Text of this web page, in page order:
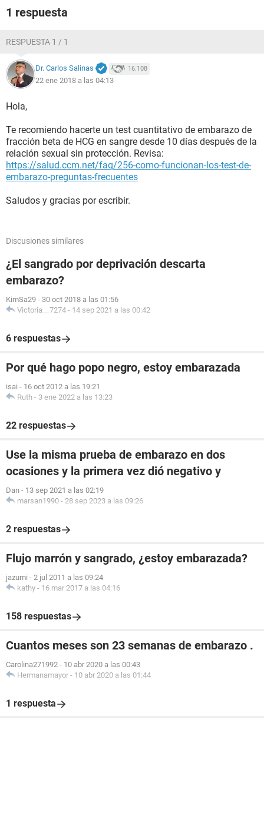
1 respuesta
RESPUESTA 1 / 1
Dr. Carlos Salinas 16.108
22 ene 2018 a las 04:13
Hola,
Te recomiendo hacerte un test cuantitativo de embarazo de
fracción beta de HCG en sangre desde 10 días después de la
relación sexual sin protección. Revisa:
https://salud.ccm.net/faq/256-como-funcionan-los-test-de-
embarazo-preguntas-frecuentes
Saludos y gracias por escribir.
Discusiones similares
¿El sangrado por deprivación descarta
embarazo?
KimSa29 - 30 oct 2018 a las 01:56
Victoria__7274 - 14 sep 2021 a las 00:42
6 respuestas
Por qué hago popo negro, estoy embarazada
isai - 16 oct 2012 a las 19:21
Ruth - 3 ene 2022 a las 13:23
22 respuestas
Use la misma prueba de embarazo en dos
ocasiones y la primera vez dió negativo y
Dan - 13 sep 2021 a las 02:19
marsan1990 - 28 sep 2023 a las 09:26
2 respuestas
Flujo marrón y sangrado, ¿estoy embarazada?
jazumi - 2 jul 2011 a las 09:24
kathy - 16 mar 2017 a las 04:16
158 respuestas
Cuantos meses son 23 semanas de embarazo .
Carolina271992 - 10 abr 2020 a las 00:43
Hermanamayor - 10 abr 2020 a las 01:44
1 respuesta